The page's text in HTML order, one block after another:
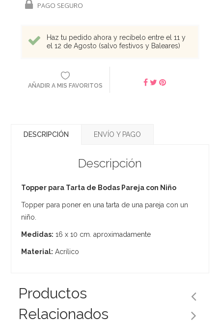
PAGO SEGURO
Haz tu pedido ahora y recíbelo entre el 11 y
el 12 de Agosto (salvo festivos y Baleares)
AÑADIR A MIS FAVORITOS
DESCRIPCIÓN ENVÍO Y PAGO
Descripción
Topper para Tarta de Bodas Pareja con Niño
Topper para poner en una tarta de una pareja con un
niño.
Medidas: 16 x 10 cm. aproximadamente
Material: Acrílico
Productos
Relacionados